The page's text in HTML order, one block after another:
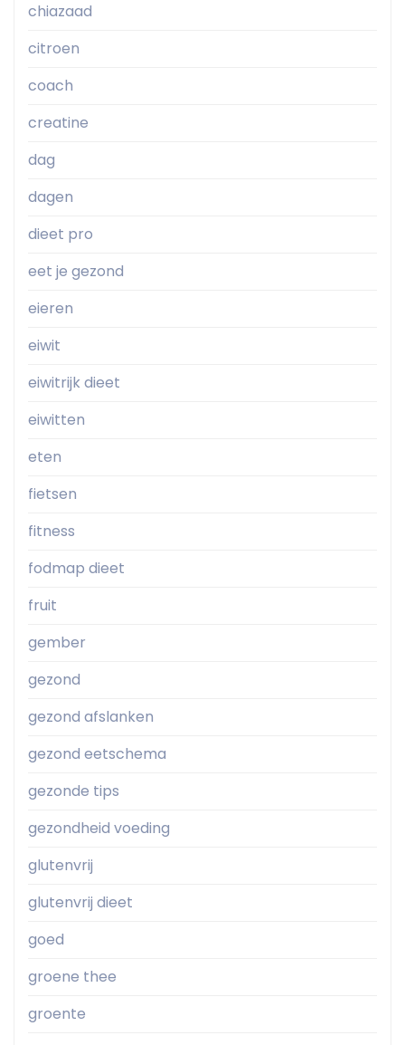
chiazaad
citroen
coach
creatine
dag
dagen
dieet pro
eet je gezond
eieren
eiwit
eiwitrijk dieet
eiwitten
eten
fietsen
fitness
fodmap dieet
fruit
gember
gezond
gezond afslanken
gezond eetschema
gezonde tips
gezondheid voeding
glutenvrij
glutenvrij dieet
goed
groene thee
groente